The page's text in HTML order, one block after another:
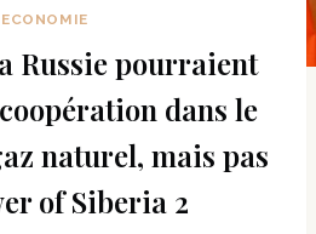
ECONOMIE
Russie pourraient
dans le
naturel, mais pas
of Siberia 2